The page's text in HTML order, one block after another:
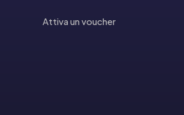
Attiva un voucher